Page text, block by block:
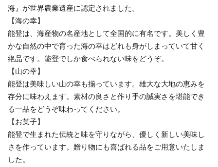
海』が世界農業遺産に認定されました。
【海の幸】
能登は、海産物の名産地として全国的に有名です。美しく豊
かな自然の中で育った海の幸はどれも身がしまっていて甘く
絶品です。能登でしか食べられない味をどうぞ。
【山の幸】
能登は美味しい山の幸も揃っています。雄大な大地の恵みを
存分に味わえます。素材の良さと作り手の誠実さを堪能でき
る一品をどうぞ味わってください。
【お菓子】
能登で生まれた伝統と味を守りながら、優しく新しい美味し
さを作っています。贈り物にも喜ばれる品をご用意いたしま
した。